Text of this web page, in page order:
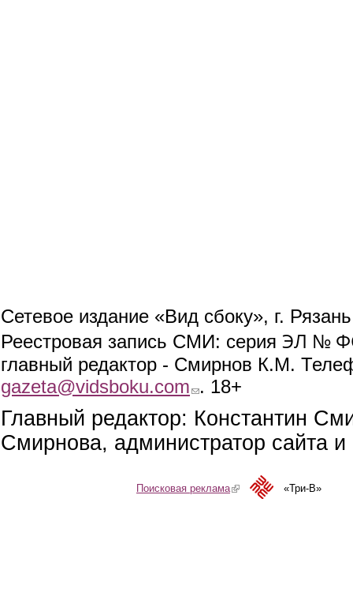
Сетевое издание «Вид сбоку», г.
Реестровая запись СМИ: серия ЭЛ №
главный редактор - Смирнов К.М.
gazeta@vidsboku.com (link sends e-mail)
. 18+
Главный редактор: Константин
Смирнова, администратор сайта
Поисковая реклама(link is external)«Три-В»